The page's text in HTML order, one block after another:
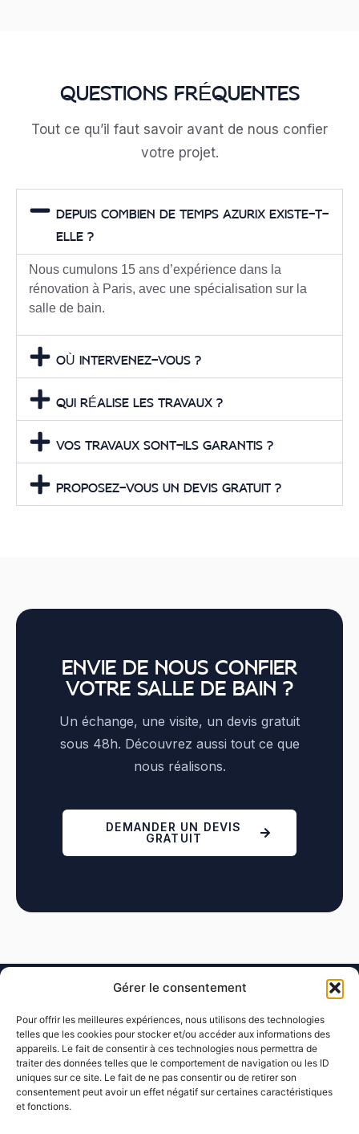
Gérer le consentement
Pour offrir les meilleures expériences, nous utilisons des technologies
telles que les cookies pour stocker et/ou accéder aux informations des
appareils. Le fait de consentir à ces technologies nous permettra de
traiter des données telles que le comportement de navigation ou les ID
uniques sur ce site. Le fait de ne pas consentir ou de retirer son
consentement peut avoir un effet négatif sur certaines caractéristiques
et fonctions.
QUESTIONS FRÉQUENTES
Tout ce qu’il faut savoir avant de nous confier
votre projet.
DEPUIS COMBIEN DE TEMPS AZURIX EXISTE-T-
ELLE ?
Nous cumulons 15 ans d’expérience dans la
rénovation à Paris, avec une spécialisation sur la
salle de bain.
OÙ INTERVENEZ-VOUS ?
QUI RÉALISE LES TRAVAUX ?
VOS TRAVAUX SONT-ILS GARANTIS ?
PROPOSEZ-VOUS UN DEVIS GRATUIT ?
ENVIE DE NOUS CONFIER
VOTRE SALLE DE BAIN ?
Un échange, une visite, un devis gratuit
sous 48h. Découvrez aussi tout ce que
nous réalisons.
DEMANDER UN DEVIS
GRATUIT
07 56 27 99 35